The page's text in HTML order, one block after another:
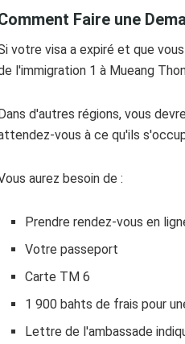
Faire une
votre visa a expiré et que
l'immigration 1 à Mueang
d'autres régions, vous
vous à ce qu'ils
aurez besoin de :
Prendre rendez-vous en
Votre passeport
Carte TM 6
1 900 bahts de frais pour
Lettre de l'ambassade